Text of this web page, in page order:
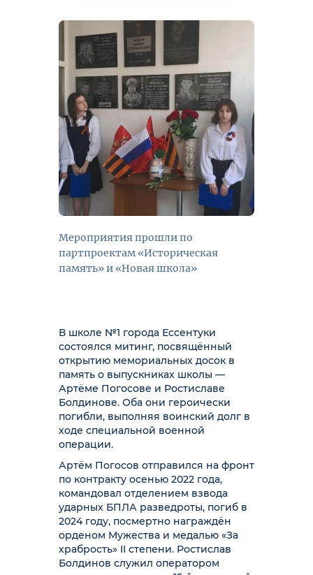
Мероприятия прошли по
партпроектам «Историческая
память» и «Новая школа»
В школе №1 города Ессентуки
состоялся митинг, посвящённый
открытию мемориальных досок в
память о выпускниках школы —
Артёме Погосове и Ростиславе
Болдинове. Оба они героически
погибли, выполняя воинский долг в
ходе специальной военной
операции.
Артём Погосов отправился на фронт
по контракту осенью 2022 года,
командовал отделением взвода
ударных БПЛА разведроты, погиб в
2024 году, посмертно награждён
орденом Мужества и медалью «За
храбрость» II степени. Ростислав
Болдинов служил оператором